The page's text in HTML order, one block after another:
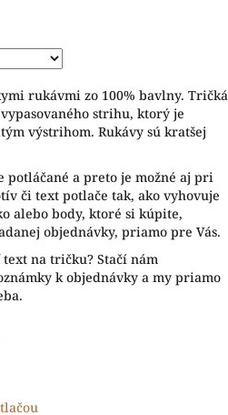
rukávmi zo 100% bavlny. Tričká
strihu, ktorý je
výstrihom. Rukávy sú kratšej
potláčané a preto je možné aj pri
či text potlače tak, ako vyhovuje
alebo body, ktoré si kúpite,
objednávky, priamo pre Vás.
na tričku? Stačí nám
k objednávky a my priamo